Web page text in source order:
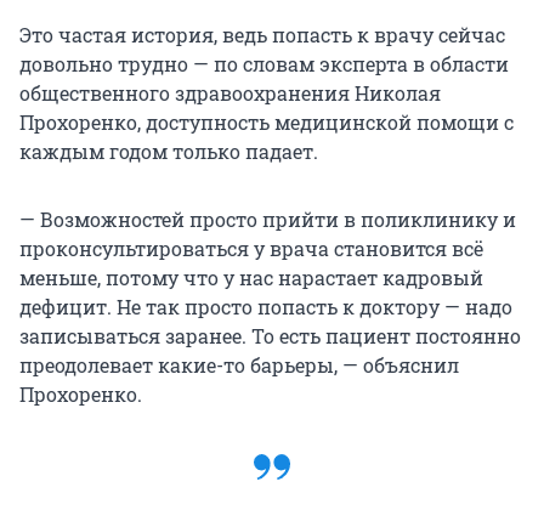
Это частая история, ведь попасть к врачу сейчас
довольно трудно — по словам эксперта в области
общественного здравоохранения Николая
Прохоренко, доступность медицинской помощи с
каждым годом только падает.
— Возможностей просто прийти в поликлинику и
проконсультироваться у врача становится всё
меньше, потому что у нас нарастает кадровый
дефицит. Не так просто попасть к доктору — надо
записываться заранее. То есть пациент постоянно
преодолевает какие-то барьеры, — объяснил
Прохоренко.